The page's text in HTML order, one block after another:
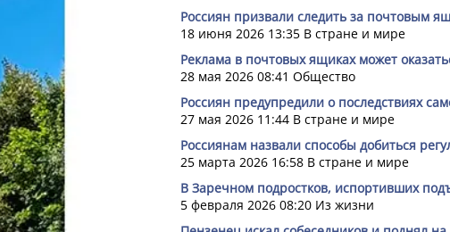
Россиян призвали следить за почтовым
18 июня 2026 13:35 В стране и мире
Реклама в почтовых ящиках может
28 мая 2026 08:41 Общество
Россиян предупредили о последствиях
27 мая 2026 11:44 В стране и мире
Россиянам назвали способы добиться
25 марта 2026 16:58 В стране и мире
В Заречном подростков, испортивших
5 февраля 2026 08:20 Из жизни